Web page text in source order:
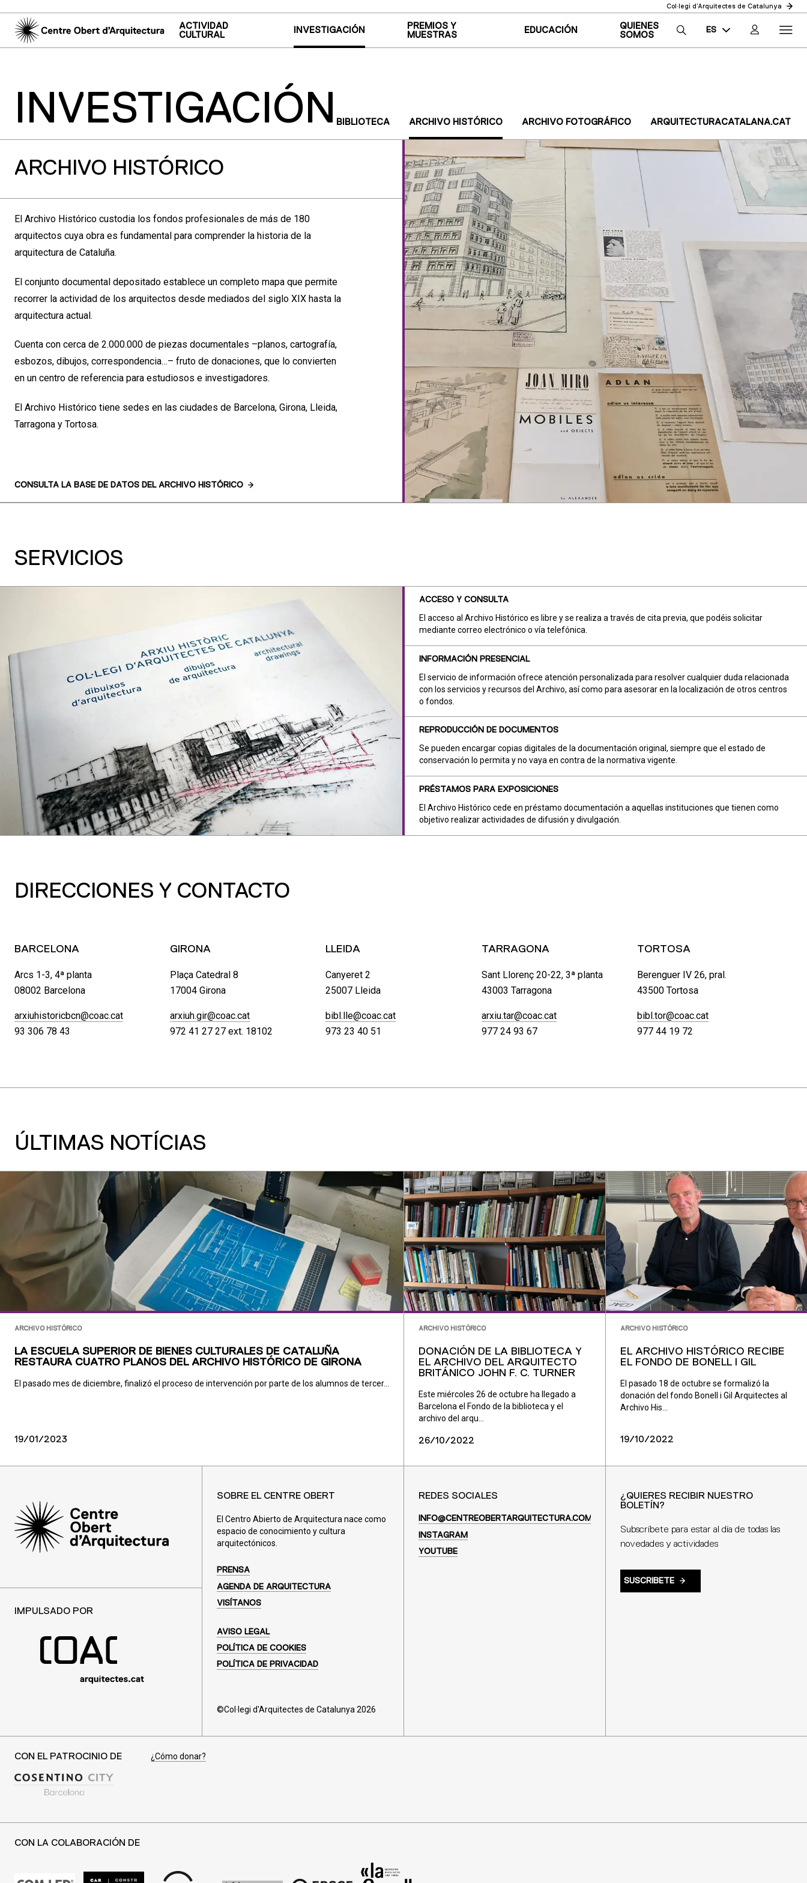
Col·legi d’Arquitectes de Catalunya
ACTIVIDAD
CULTURAL
INVESTIGACIÓN
PREMIOS Y
MUESTRAS
EDUCACIÓN
QUIENES
SOMOS
ES
EN
INVESTIGACIÓN BIBLIOTECA ARCHIVO HISTÓRICO ARCHIVO FOTOGRÁFICO ARQUITECTURACATALANA.CAT
ARCHIVO HISTÓRICO
El Archivo Histórico custodia los fondos profesionales de más de 180
arquitectos cuya obra es fundamental para comprender la historia de la
arquitectura de Cataluña.
El conjunto documental depositado establece un completo mapa que permite
recorrer la actividad de los arquitectos desde mediados del siglo XIX hasta la
arquitectura actual.
Cuenta con cerca de 2.000.000 de piezas documentales –planos, cartografía,
esbozos, dibujos, correspondencia…– fruto de donaciones, que lo convierten
en un centro de referencia para estudiosos e investigadores.
El Archivo Histórico tiene sedes en las ciudades de Barcelona, Girona, Lleida,
Tarragona y Tortosa.
CONSULTA LA BASE DE DATOS DEL ARCHIVO HISTÓRICO
SERVICIOS
ACCESO Y CONSULTA
El acceso al Archivo Histórico es libre y se realiza a través de cita previa, que podéis solicitar
mediante correo electrónico o vía telefónica.
INFORMACIÓN PRESENCIAL
El servicio de información ofrece atención personalizada para resolver cualquier duda relacionada
con los servicios y recursos del Archivo, así como para asesorar en la localización de otros centros
o fondos.
REPRODUCCIÓN DE DOCUMENTOS
Se pueden encargar copias digitales de la documentación original, siempre que el estado de
conservación lo permita y no vaya en contra de la normativa vigente.
PRÉSTAMOS PARA EXPOSICIONES
El Archivo Histórico cede en préstamo documentación a aquellas instituciones que tienen como
objetivo realizar actividades de difusión y divulgación.
DIRECCIONES Y CONTACTO
BARCELONA
Arcs 1-3, 4ª planta
08002 Barcelona
arxiuhistoricbcn@coac.cat
93 306 78 43
GIRONA
Plaça Catedral 8
17004 Girona
arxiuh.gir@coac.cat
972 41 27 27 ext. 18102
LLEIDA
Canyeret 2
25007 Lleida
bibl.lle@coac.cat
973 23 40 51
TARRAGONA
Sant Llorenç 20-22, 3ª planta
43003 Tarragona
arxiu.tar@coac.cat
977 24 93 67
TORTOSA
Berenguer IV 26, pral.
43500 Tortosa
bibl.tor@coac.cat
977 44 19 72
ÚLTIMAS NOTÍCIAS
ARCHIVO HISTÓRICO
LA ESCUELA SUPERIOR DE BIENES CULTURALES DE CATALUÑA
RESTAURA CUATRO PLANOS DEL ARCHIVO HISTÓRICO DE GIRONA
El pasado mes de diciembre, finalizó el proceso de intervención por parte de los alumnos de tercer...
19/01/2023
ARCHIVO HISTÓRICO
DONACIÓN DE LA BIBLIOTECA Y
EL ARCHIVO DEL ARQUITECTO
BRITÁNICO JOHN F. C. TURNER
Este miércoles 26 de octubre ha llegado a
Barcelona el Fondo de la biblioteca y el
archivo del arqu...
26/10/2022
ARCHIVO HISTÓRICO
EL ARCHIVO HISTÓRICO RECIBE
EL FONDO DE BONELL I GIL
El pasado 18 de octubre se formalizó la
donación del fondo Bonell i Gil Arquitectes al
Archivo His...
19/10/2022
IMPULSADO POR
SOBRE EL CENTRE OBERT
El Centro Abierto de Arquitectura nace como
espacio de conocimiento y cultura
arquitectónicos.
PRENSA
AGENDA DE ARQUITECTURA
VISÍTANOS
AVISO LEGAL
POLÍTICA DE COOKIES
POLÍTICA DE PRIVACIDAD
©Col·legi d'Arquitectes de Catalunya 2026
REDES SOCIALES
INFO@CENTREOBERTARQUITECTURA.COM
INSTAGRAM
YOUTUBE
¿QUIERES RECIBIR NUESTRO
BOLETÍN?
Subscríbete para estar al día de todas las
novedades y actividades
SUSCRIBETE
CON EL PATROCINIO DE ¿Cómo donar?
CON LA COLABORACIÓN DE